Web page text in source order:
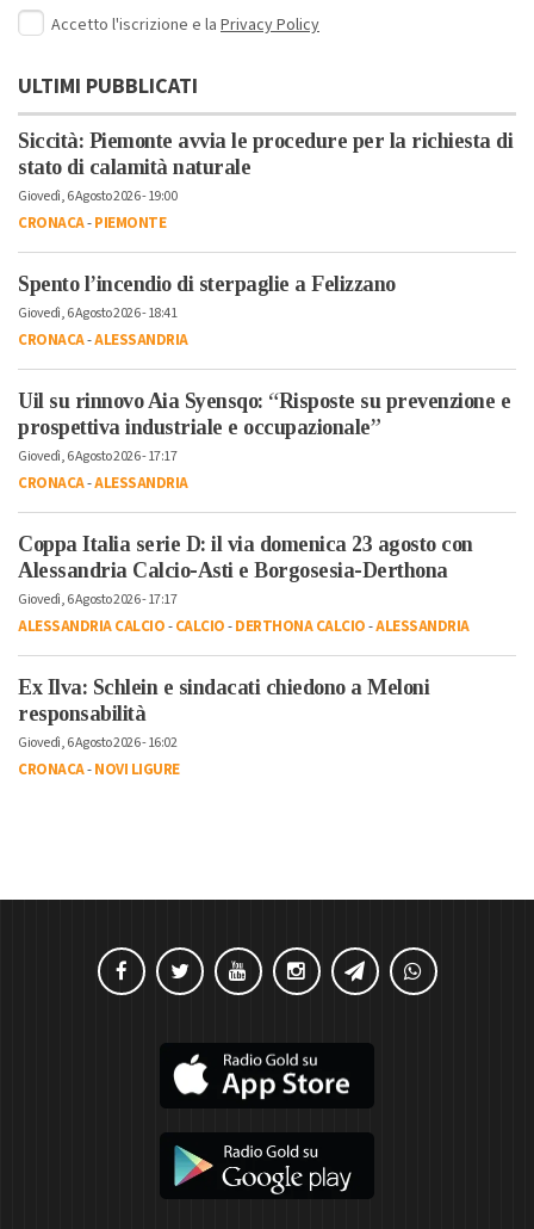
Accetto l'iscrizione e la Privacy Policy
ULTIMI PUBBLICATI
Siccità: Piemonte avvia le procedure per la richiesta di
stato di calamità naturale
Giovedì, 6 Agosto 2026 - 19:00
CRONACA-PIEMONTE
Spento l’incendio di sterpaglie a Felizzano
Giovedì, 6 Agosto 2026 - 18:41
CRONACA-ALESSANDRIA
Uil su rinnovo Aia Syensqo: “Risposte su prevenzione e
prospettiva industriale e occupazionale”
Giovedì, 6 Agosto 2026 - 17:17
CRONACA-ALESSANDRIA
Coppa Italia serie D: il via domenica 23 agosto con
Alessandria Calcio-Asti e Borgosesia-Derthona
Giovedì, 6 Agosto 2026 - 17:17
ALESSANDRIA CALCIO-CALCIO-DERTHONA CALCIO-ALESSANDRIA
Ex Ilva: Schlein e sindacati chiedono a Meloni
responsabilità
Giovedì, 6 Agosto 2026 - 16:02
CRONACA-NOVI LIGURE